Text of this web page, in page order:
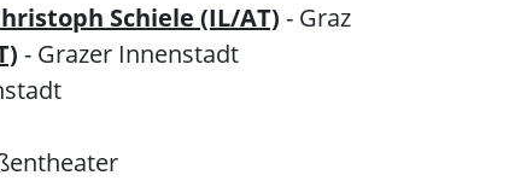
Schiele (IL/AT) - Graz
- Grazer Innenstadt